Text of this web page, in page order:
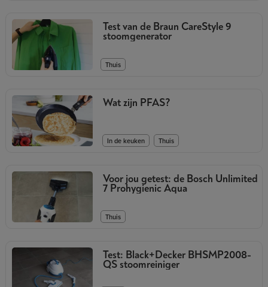
Test van de Braun CareStyle 9
stoomgenerator
Thuis
Wat zijn PFAS?
In de keuken Thuis
Voor jou getest: de Bosch Unlimited
7 Prohygienic Aqua
Thuis
Test: Black+Decker BHSMP2008-
QS stoomreiniger